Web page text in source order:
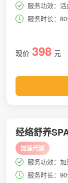
服务功效：
服务时长：
现价 398 元
经络舒养
加速代谢
服务功效：
服务时长：